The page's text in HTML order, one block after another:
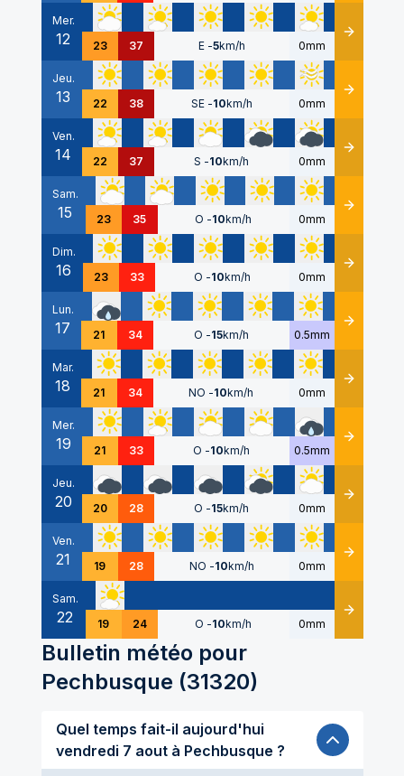
Mer.
12 23 37 E -5km/h 0mm Détails
Jeu.
13 22 38 SE -10km/h 0mm Détails
Ven.
14 22 37 S -10km/h 0mm Détails
Sam.
15 23 35 O -10km/h 0mm Détails
Dim.
16 23 33 O -10km/h 0mm Détails
Lun.
17 21 34 O -15km/h 0.5mm Détails
Mar.
18 21 34 NO -10km/h 0mm Détails
Mer.
19 21 33 O -10km/h 0.5mm Détails
Jeu.
20 20 28 O -15km/h 0mm Détails
Ven.
21 19 28 NO -10km/h 0mm Détails
Sam.
22 19 24 O -10km/h 0mm Détails
Bulletin météo pour
Pechbusque (31320)
Quel temps fait-il aujourd'hui
vendredi 7 aout à Pechbusque ?